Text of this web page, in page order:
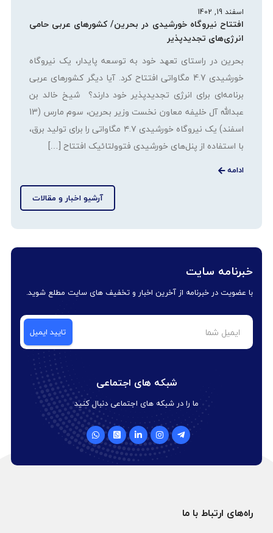
اسفند 19, 1402
افتتاح نیروگاه خورشیدی در بحرین/ کشورهای عربی حامی
انرژی‌های تجدیدپذیر
بحرین در راستای تعهد خود به توسعه پایدار، یک نیروگاه
خورشیدی 4.7 مگاواتی افتتاح کرد. آیا دیگر کشورهای عربی
برنامه‌ای برای انرژی تجدیدپذیر خود دارند؟ شیخ خالد بن
عبدالله آل خلیفه معاون نخست وزیر بحرین، سوم مارس (13
اسفند) یک نیروگاه خورشیدی ۴.۷ مگاواتی را برای تولید برق،
با استفاده از پنل‌های خورشیدی فتوولتائیک افتتاح […]
ادامه
آرشیو اخبار و مقالات
خبرنامه سایت
با عضویت در خبرنامه از آخرین اخبار و تخفیف های سایت مطلع شوید.
شبکه های اجتماعی
ما را در شبکه های اجتماعی دنبال کنید
راه‌های ارتباط با ما